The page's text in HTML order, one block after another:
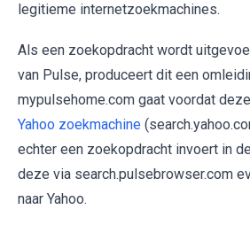
legitieme internetzoekmachines.
Als een zoekopdracht wordt
van Pulse, produceert dit een
mypulsehome.com gaat voordat
Yahoo zoekmachine
echter een zoekopdracht invoert in
deze via search.pulsebrowser.com
naar Yahoo.